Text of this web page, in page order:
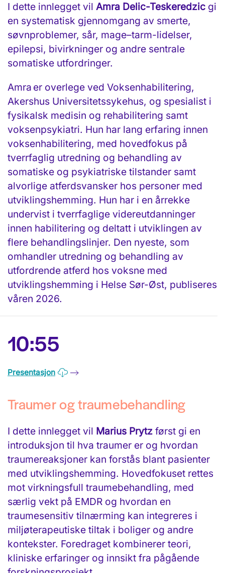
I dette innlegget vil Amra Delic-Teskeredzic gi
en systematisk gjennomgang av smerte,
søvnproblemer, sår, mage–tarm-lidelser,
epilepsi, bivirkninger og andre sentrale
somatiske utfordringer.
Amra er overlege ved Voksenhabilitering,
Akershus Universitetssykehus, og spesialist i
fysikalsk medisin og rehabilitering samt
voksenpsykiatri. Hun har lang erfaring innen
voksenhabilitering, med hovedfokus på
tverrfaglig utredning og behandling av
somatiske og psykiatriske tilstander samt
alvorlige atferdsvansker hos personer med
utviklingshemming. Hun har i en årrekke
undervist i tverrfaglige videreutdanninger
innen habilitering og deltatt i utviklingen av
flere behandlingslinjer. Den nyeste, som
omhandler utredning og behandling av
utfordrende atferd hos voksne med
utviklingshemming i Helse Sør-Øst, publiseres
våren 2026.
10:55
Presentasjon
Traumer og traumebehandling
I dette innlegget vil Marius Prytz først gi en
introduksjon til hva traumer er og hvordan
traumereaksjoner kan forstås blant pasienter
med utviklingshemming. Hovedfokuset rettes
mot virkningsfull traumebehandling, med
særlig vekt på EMDR og hvordan en
traumesensitiv tilnærming kan integreres i
miljøterapeutiske tiltak i boliger og andre
kontekster. Foredraget kombinerer teori,
kliniske erfaringer og innsikt fra pågående